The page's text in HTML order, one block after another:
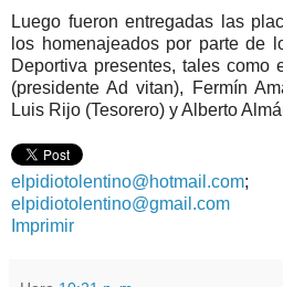
Luego fueron entregadas las
los homenajeados por parte de
Deportiva presentes, tales como
(presidente Ad vitan), Fermín
Luis Rijo (Tesorero) y Alberto
elpidiotolentino@hotmail.com;
elpidiotolentino@gmail.com
Imprimir